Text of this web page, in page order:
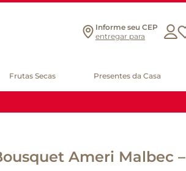
Informe seu CEP
entregar para
Frutas Secas Presentes da Casa
Ameri Malbec –